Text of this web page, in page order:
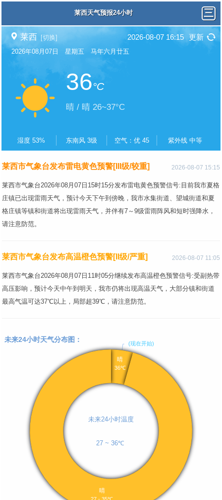
莱西天气预报24小时
莱西 [切换] 2026-08-07 16:15 更新
2026年08月07日 星期五 马年六月廿五
36°C
晴 / 晴 26~37°C
湿度 53% 东南风 3级 空气：优 45 紫外线 中等
2026-08-07 15:15
莱西市气象台发布雷电黄色预警[III级/较重]
莱西市气象台2026年08月07日15时15分发布雷电黄色预警信号:目前我市夏格
庄镇已出现雷雨天气，预计今天下午到傍晚，我市水集街道、望城街道和夏
格庄镇等镇和街道将出现雷雨天气，并伴有7～9级雷雨阵风和短时强降水，
请注意防范。
2026-08-07 11:05
莱西市气象台发布高温橙色预警[II级/严重]
莱西市气象台2026年08月07日11时05分继续发布高温橙色预警信号:受副热带
高压影响，预计今天中午到明天，我市仍将出现高温天气，大部分镇和街道
最高气温可达37℃以上，局部超39℃，请注意防范。